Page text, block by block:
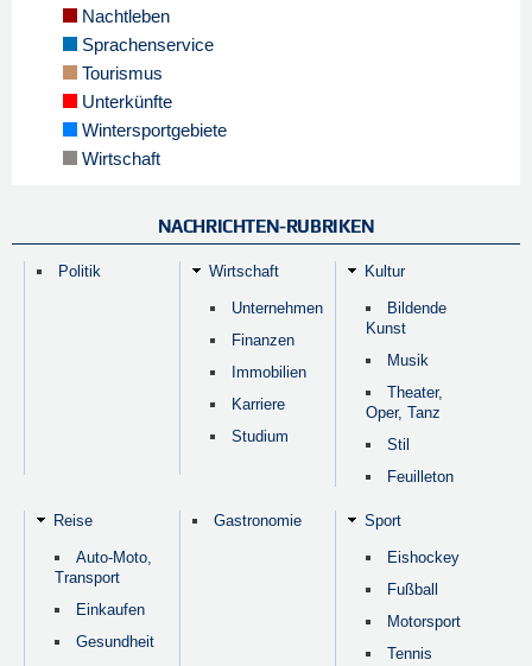
Nachtleben
Sprachenservice
Tourismus
Unterkünfte
Wintersportgebiete
Wirtschaft
NACHRICHTEN-RUBRIKEN
Politik Wirtschaft
Unternehmen
Finanzen
Immobilien
Karriere
Studium
Kultur
Bildende
Kunst
Musik
Theater,
Oper, Tanz
Stil
Feuilleton
Reise
Auto-Moto,
Transport
Einkaufen
Gesundheit
Gastronomie Sport
Eishockey
Fußball
Motorsport
Tennis